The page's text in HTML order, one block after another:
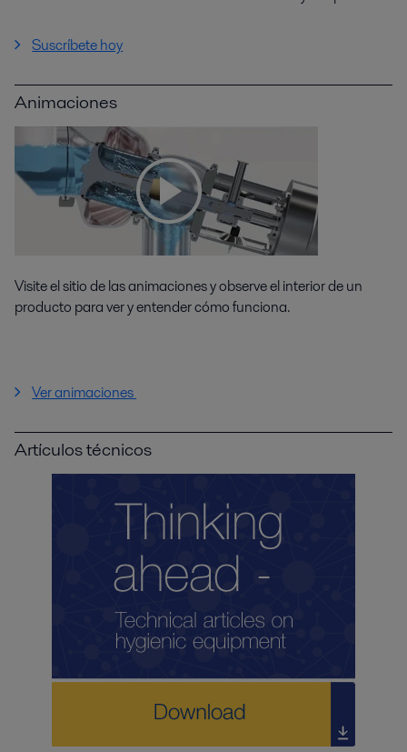
Suscríbete hoy
Animaciones
Visite el sitio de las animaciones y observe el interior de un
producto para ver y entender cómo funciona.
Ver animaciones
Artículos técnicos